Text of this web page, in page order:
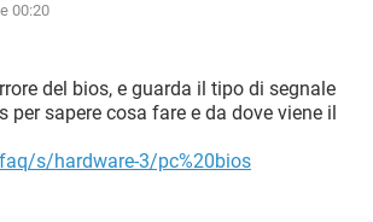
00:20
del bios, e guarda il tipo di segnale
per sapere cosa fare e da dove viene il
s/hardware-3/pc%20bios